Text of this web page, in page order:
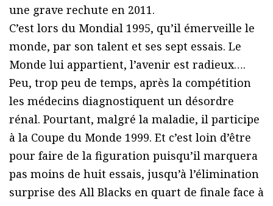
une grave rechute en 2011.
C’est lors du Mondial 1995, qu’il émerveille le
monde, par son talent et ses sept essais. Le
Monde lui appartient, l’avenir est radieux….
Peu, trop peu de temps, après la compétition
les médecins diagnostiquent un désordre
rénal. Pourtant, malgré la maladie, il participe
à la Coupe du Monde 1999. Et c’est loin d’être
pour faire de la figuration puisqu’il marquera
pas moins de huit essais, jusqu’à l’élimination
surprise des All Blacks en quart de finale face à